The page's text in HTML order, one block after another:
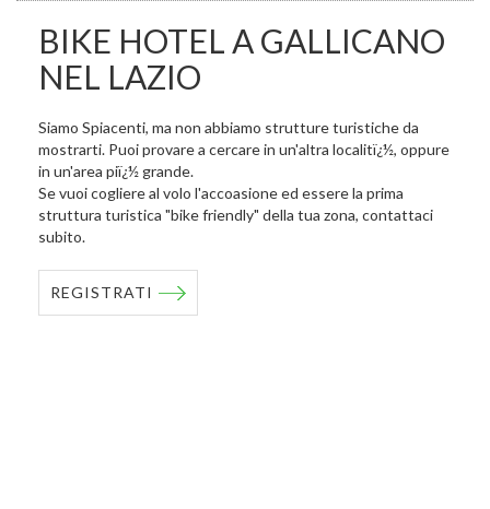
BIKE HOTEL A GALLICANO
NEL LAZIO
Siamo Spiacenti, ma non abbiamo strutture turistiche da
mostrarti. Puoi provare a cercare in un'altra localitï¿½, oppure
in un'area piï¿½ grande.
Se vuoi cogliere al volo l'accoasione ed essere la prima
struttura turistica "bike friendly" della tua zona, contattaci
subito.
REGISTRATI